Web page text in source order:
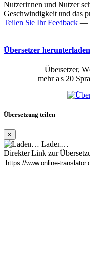
Nutzerinnen und Nutzer
Geschwindigkeit und das
Teilen Sie Ihr Feedback —
Übersetzer herunterladen
Übersetzer,
mehr als 20
Übersetzung teilen
×
Laden…
Direkter Link zur